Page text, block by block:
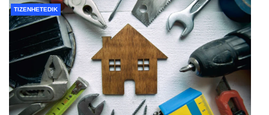
TIZENHETEDIK